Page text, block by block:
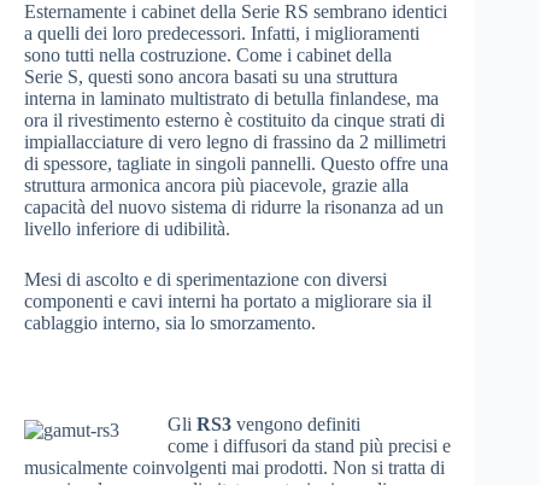
Esternamente i cabinet della Serie RS sembrano identici
a quelli dei loro predecessori. Infatti, i miglioramenti
sono tutti nella costruzione. Come i cabinet della
Serie S, questi sono ancora basati su una struttura
interna in laminato multistrato di betulla finlandese, ma
ora il rivestimento esterno è costituito da cinque strati di
impiallacciature di vero legno di frassino da 2 millimetri
di spessore, tagliate in singoli pannelli. Questo offre una
struttura armonica ancora più piacevole, grazie alla
capacità del nuovo sistema di ridurre la risonanza ad un
livello inferiore di udibilità.
Mesi di ascolto e di sperimentazione con diversi
componenti e cavi interni ha portato a migliorare sia il
cablaggio interno, sia lo smorzamento.
Gli RS3 vengono definiti
come i diffusori da stand più precisi e
musicalmente coinvolgenti mai prodotti. Non si tratta di